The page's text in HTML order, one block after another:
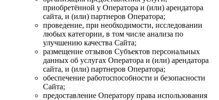
приобретённой у Оператора и (или) арендатора
сайта, и (или) партнеров Оператора;
проведение, при необходимости, исследовании
любых категории, в том числе анализа по
улучшению качества Сайта;
размещение отзывов Субъектов персональных
данных об услугах Оператора и (или) арендатора
сайта, и (или) партнеров Оператора;
обеспечение работоспособности и безопасности
Сайта;
предоставление Оператору права использования